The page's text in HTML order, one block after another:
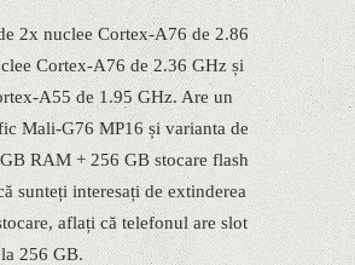
2x nuclee Cortex-A76 de 2.86
Cortex-A76 de 2.36 GHz și
A55 de 1.95 GHz. Are un
Mali-G76 MP16 și varianta de
RAM + 256 GB stocare flash
sunteți interesați de extinderea
aflați că telefonul are slot
256 GB.